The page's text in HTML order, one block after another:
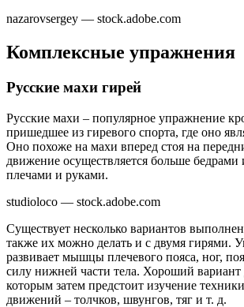
nazarovsergey — stock.adobe.com
Комплексные упражнения
Русские махи гирей
Русские махи – популярное упражнение
пришедшее из гиревого спорта, где оно
Оно похоже на махи вперед стоя на
движение осуществляется больше бедрами
плечами и руками.
studioloco — stock.adobe.com
Существует несколько вариантов
также их можно делать и с двумя гирями.
развивает мышцы плечевого пояса, ног,
силу нижней части тела. Хороший вариант
которым затем предстоит изучение
движений – толчков, швунгов, тяг и т. д.